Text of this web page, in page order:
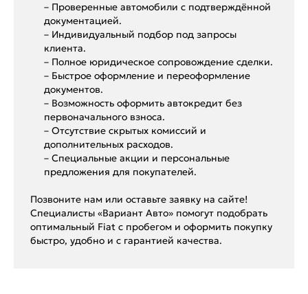
– Проверенные автомобили с подтверждённой
документацией.
– Индивидуальный подбор под запросы
клиента.
– Полное юридическое сопровождение сделки.
– Быстрое оформление и переоформление
документов.
– Возможность оформить автокредит без
первоначального взноса.
– Отсутствие скрытых комиссий и
дополнительных расходов.
– Специальные акции и персональные
предложения для покупателей.
Позвоните нам или оставьте заявку на сайте!
Специалисты «Вариант Авто» помогут подобрать
оптимальный Fiat с пробегом и оформить покупку
быстро, удобно и с гарантией качества.